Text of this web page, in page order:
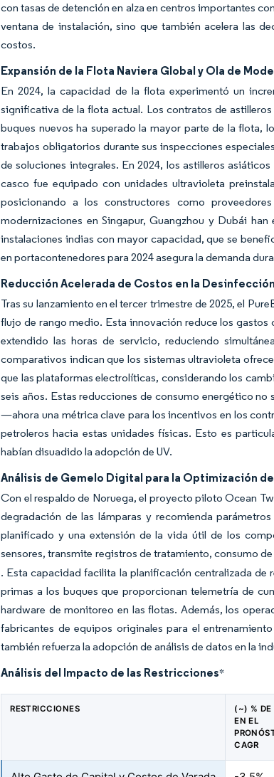
con tasas de detención en alza en centros importantes
ventana de instalación, sino que también acelera las
costos.
Expansión de la Flota Naviera Global y Ola de
En 2024, la capacidad de la flota experimentó un
significativa de la flota actual. Los contratos de
buques nuevos ha superado la mayor parte de la flota,
trabajos obligatorios durante sus inspecciones
de soluciones integrales. En 2024, los astilleros
casco fue equipado con unidades ultravioleta
posicionando a los constructores como
modernizaciones en Singapur, Guangzhou y Dubái
instalaciones indias con mayor capacidad, que se
en portacontenedores para 2024 asegura la demanda
Reducción Acelerada de Costos en la
Tras su lanzamiento en el tercer trimestre de 2025, el
flujo de rango medio. Esta innovación reduce los gastos
extendido las horas de servicio, reduciendo
comparativos indican que los sistemas ultravioleta
que las plataformas electrolíticas, considerando los
seis años. Estas reducciones de consumo energético
—ahora una métrica clave para los incentivos en los
petroleros hacia estas unidades físicas. Esto es
habían disuadido la adopción de UV.
Análisis de Gemelo Digital para la Optimización de
Con el respaldo de Noruega, el proyecto piloto Ocean
degradación de las lámparas y recomienda
planificado y una extensión de la vida útil de los
sensores, transmite registros de tratamiento, consumo
. Esta capacidad facilita la planificación centralizada de
primas a los buques que proporcionan telemetría de
hardware de monitoreo en las flotas. Además, los
fabricantes de equipos originales para el
también refuerza la adopción de análisis de datos en la
Análisis del Impacto de las Restricciones*
RESTRICCIONES
(~) % DE
EN EL
CAGR